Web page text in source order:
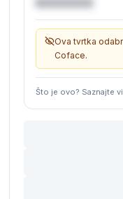
Ova tvrtka
Coface.
Što je ovo? Saznajte